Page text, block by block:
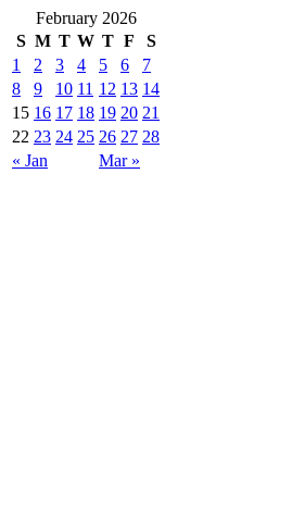
February 2026
S M T W T F S
« Jan Mar »
1 2 3 4 5 6
7
8
9 10 11 12 13 14
15 16 17 18 19 20 21
22 23 24 25 26 27 28